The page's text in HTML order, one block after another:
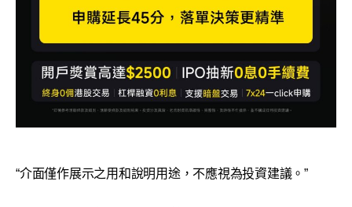
“介面僅作展示之用和說明用途，不應視為投資建議。”